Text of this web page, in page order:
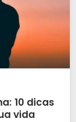
10 dicas
vida